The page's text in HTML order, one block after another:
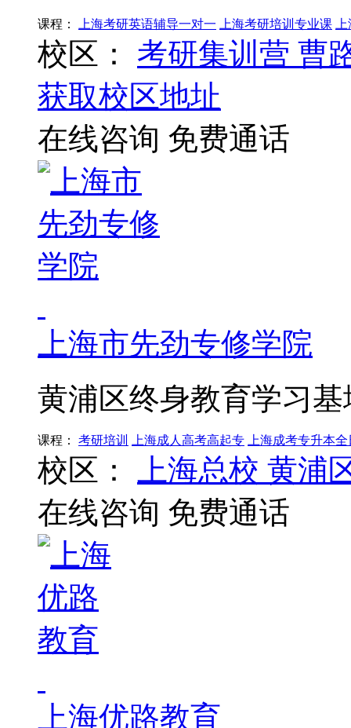
课程： 上海考研英语辅导一对一 上海考研培训专业课
校区： 考研集训营 曹
获取校区地址
在线咨询 免费通话
上海市先劲专修学院
黄浦区终身教育学习
课程： 考研培训 上海成人高考高起专 上海成考专升本
校区： 上海总校 黄浦
在线咨询 免费通话
上海优路教育